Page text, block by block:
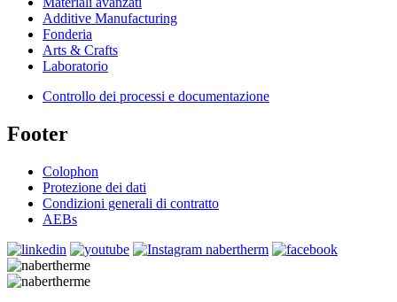
Additive Manufacturing
Fonderia
Arts & Crafts
Laboratorio
Controllo dei processi e documentazione
Footer
Colophon
Protezione dei dati
Condizioni generali di contratto
AEBs